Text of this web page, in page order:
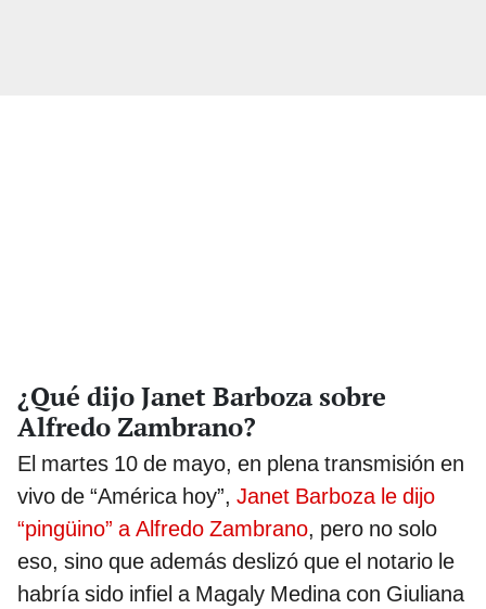
¿Qué dijo Janet Barboza sobre
Alfredo Zambrano?
El martes 10 de mayo, en plena transmisión en
vivo de “América hoy”, Janet Barboza le dijo
“pingüino” a Alfredo Zambrano, pero no solo
eso, sino que además deslizó que el notario le
habría sido infiel a Magaly Medina con Giuliana